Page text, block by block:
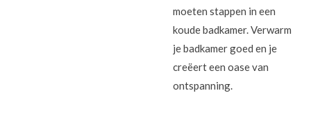
moeten stappen in een
koude badkamer. Verwarm
je badkamer goed en je
creëert een oase van
ontspanning.